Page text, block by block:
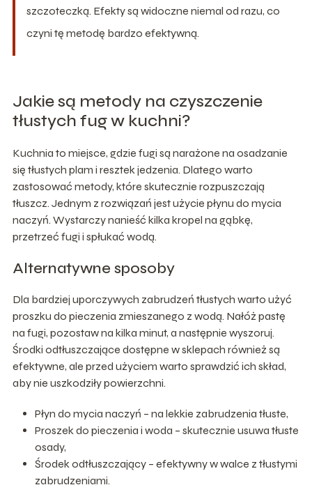
szczoteczką. Efekty są widoczne niemal od razu, co
czyni tę metodę bardzo efektywną.
Jakie są metody na czyszczenie
tłustych fug w kuchni?
Kuchnia to miejsce, gdzie fugi są narażone na osadzanie
się tłustych plam i resztek jedzenia. Dlatego warto
zastosować metody, które skutecznie rozpuszczają
tłuszcz. Jednym z rozwiązań jest użycie płynu do mycia
naczyń. Wystarczy nanieść kilka kropel na gąbkę,
przetrzeć fugi i spłukać wodą.
Alternatywne sposoby
Dla bardziej uporczywych zabrudzeń tłustych warto użyć
proszku do pieczenia zmieszanego z wodą. Nałóż pastę
na fugi, pozostaw na kilka minut, a następnie wyszoruj.
Środki odtłuszczające dostępne w sklepach również są
efektywne, ale przed użyciem warto sprawdzić ich skład,
aby nie uszkodziły powierzchni.
Płyn do mycia naczyń – na lekkie zabrudzenia tłuste,
Proszek do pieczenia i woda – skutecznie usuwa tłuste
osady,
Środek odtłuszczający – efektywny w walce z tłustymi
zabrudzeniami.